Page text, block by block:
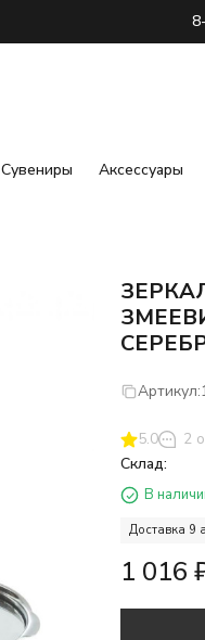
Сувениры Аксессуары
Артикул:
5.0
2
Склад:
В
Доставка 9
1 016